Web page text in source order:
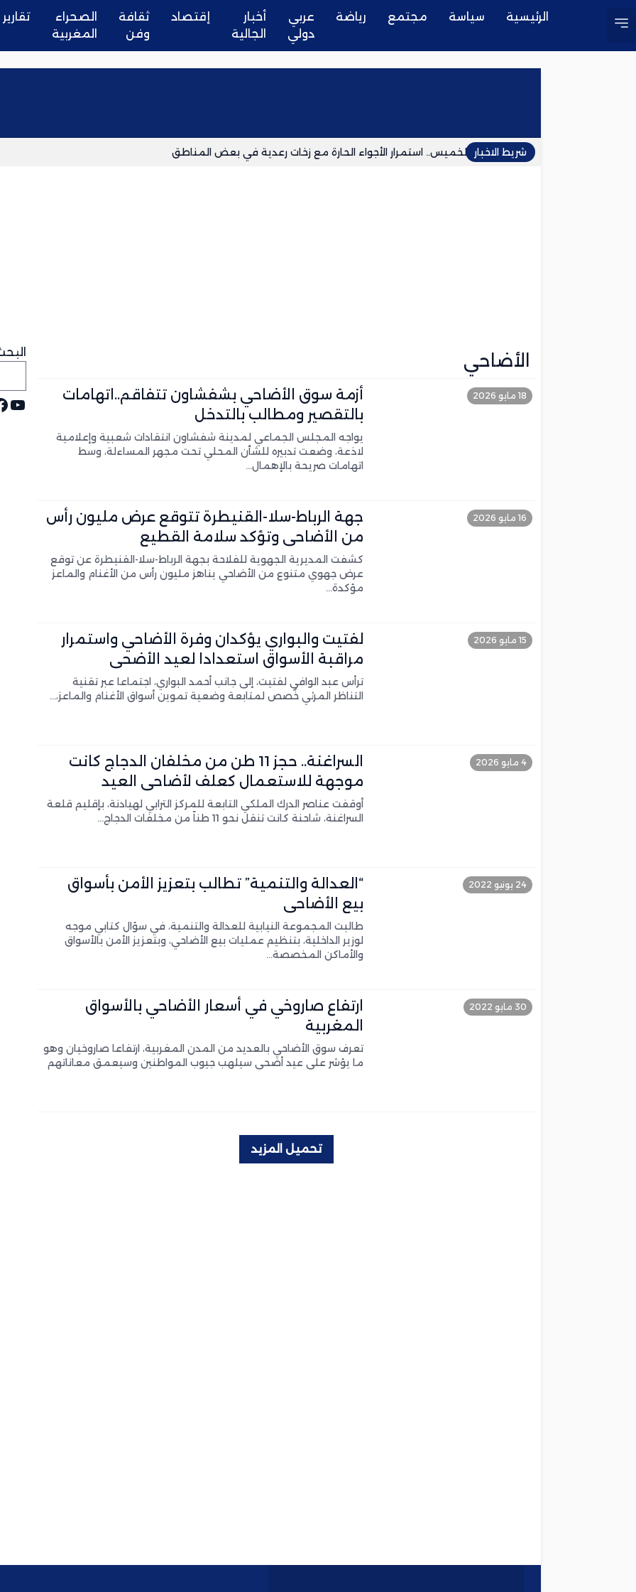
الرئيسية سياسة مجتمع رياضة
عربي
دولي
أخبار
الجالية
إقتصاد
ثقافة
وفن
الصحراء
المغربية
تقارير
شريط الاخبارطقس الخميس.. استمرار الأجواء الحارة مع زخات رعدية في بعض المناطق
مقتل وإصابة عدد من جنود الاحتلال بانفجار في جنوب لبنان
تلاميذ المغرب يحصدون المرتبة الثانية إفريقيا في الأولمبياد الإفريقية للرياضيات
إحباط تهريب 350 كيلوغراماً من الشيرا بميناء طنجة المتوسط وتوقيف سائق شاحنة للنقل الدولي
الأضاحي
18 مايو 2026
أزمة سوق الأضاحي بشفشاون تتفاقم..اتهامات
بالتقصير ومطالب بالتدخل
يواجه المجلس الجماعي لمدينة شفشاون انتقادات شعبية وإعلامية
لاذعة، وضعت تدبيره للشأن المحلي تحت مجهر المساءلة، وسط
اتهامات صريحة بالإهمال…
16 مايو 2026
جهة الرباط-سلا-القنيطرة تتوقع عرض مليون رأس
من الأضاحي وتؤكد سلامة القطيع
كشفت المديرية الجهوية للفلاحة بجهة الرباط-سلا-القنيطرة عن توقع
عرض جهوي متنوع من الأضاحي يناهز مليون رأس من الأغنام والماعز
مؤكدة…
15 مايو 2026
لفتيت والبواري يؤكدان وفرة الأضاحي واستمرار
مراقبة الأسواق استعدادا لعيد الأضحى
ترأس عبد الوافي لفتيت، إلى جانب أحمد البواري، اجتماعا عبر تقنية
التناظر المرئي خُصص لمتابعة وضعية تموين أسواق الأغنام والماعز،…
4 مايو 2026
السراغنة.. حجز 11 طن من مخلفان الدجاج كانت
موجهة للاستعمال كعلف لأضاحي العيد
أوقفت عناصر الدرك الملكي التابعة للمركز الترابي لهيادنة، بإقليم قلعة
السراغنة، شاحنة كانت تنقل نحو 11 طناً من مخلفات الدجاج…
24 يونيو 2022
“العدالة والتنمية” تطالب بتعزيز الأمن بأسواق
بيع الأضاحي
طالبت المجموعة النيابية للعدالة والتنمية، في سؤال كتابي موجه
لوزير الداخلية، بتنظيم عمليات بيع الأضاحي، وبتعزيز الأمن بالأسواق
والأماكن المخصصة…
30 مايو 2022
ارتفاع صاروخي في أسعار الأضاحي بالأسواق
المغربية
تعرف سوق الأضاحي بالعديد من المدن المغربية، ارتفاعا صاروخيان وهو
ما يؤشر على عيد أضحى سيلهب جيوب المواطنين وسيعمق معاناتهم
تحميل المزيد